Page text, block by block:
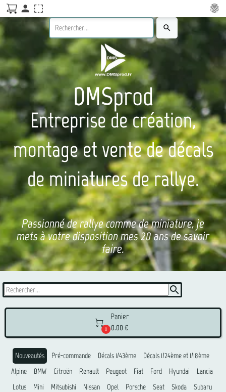
search
DMSprod
Entreprise de création,
montage et vente de décals
de miniatures de rallye.
Passionné de rallye comme de miniature, je
mets à votre disposition mes 20 ans de savoir
faire.
search

0
Panier
0.00 €
Nouveautés Pré-commande Décals 1/43ème
Décals 1/24ème et 1/18ème
Alpine
BMW Citroën Renault Peugeot Fiat Ford Hyundai
Lancia
Lotus
Mini Mitsubishi Nissan Opel Porsche Seat Skoda
Subaru
fingerprint
person